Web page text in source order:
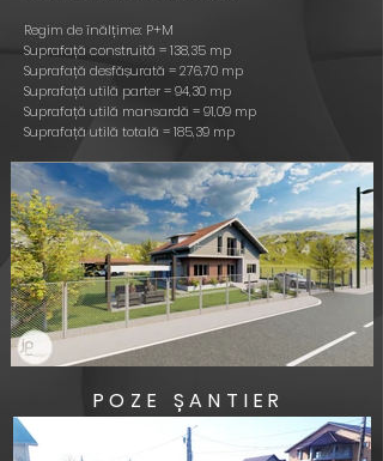
Regim de înălțime: P+M
Suprafață construită = 138,35 mp
Suprafață desfășurată = 276,70 mp
Suprafață utilă parter = 94,30 mp
Suprafață utilă mansardă = 91,09 mp
Suprafață utilă totală = 185,39 mp
POZE ȘANTIER